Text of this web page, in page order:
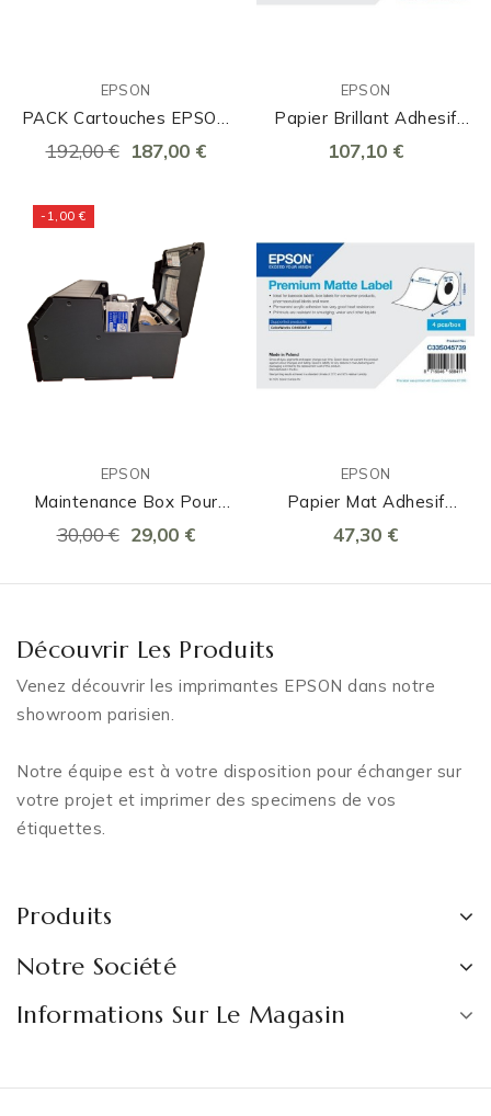
EPSON
PACK Cartouches EPSON
C6000/C6500 Brillant
192,00 € 187,00 €
EPSON
Papier Brillant Adhesif
Continu 203 Mm
107,10 €
-1,00 €
EPSON
Maintenance Box Pour
EPSON C6000, C6500,
D6000, D6500
30,00 € 29,00 €
EPSON
Papier Mat Adhesif
Continu 203 Mm
47,30 €
Découvrir Les Produits
Venez découvrir les imprimantes EPSON dans notre
showroom parisien.
Notre équipe est à votre disposition pour échanger sur
votre projet et imprimer des specimens de vos
étiquettes.
Produits
Notre Société
Informations Sur Le Magasin